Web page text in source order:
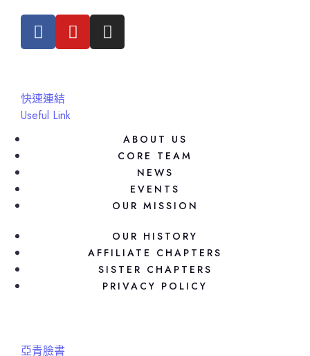
快速連結
Useful Link
ABOUT US
CORE TEAM
NEWS
EVENTS
OUR MISSION
OUR HISTORY
AFFILIATE CHAPTERS
SISTER CHAPTERS
PRIVACY POLICY
亞青臉書